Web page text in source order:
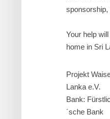
sponsorship,
Your help
home in Sri
Projekt
Lanka e.V.
Bank:
´sche Bank